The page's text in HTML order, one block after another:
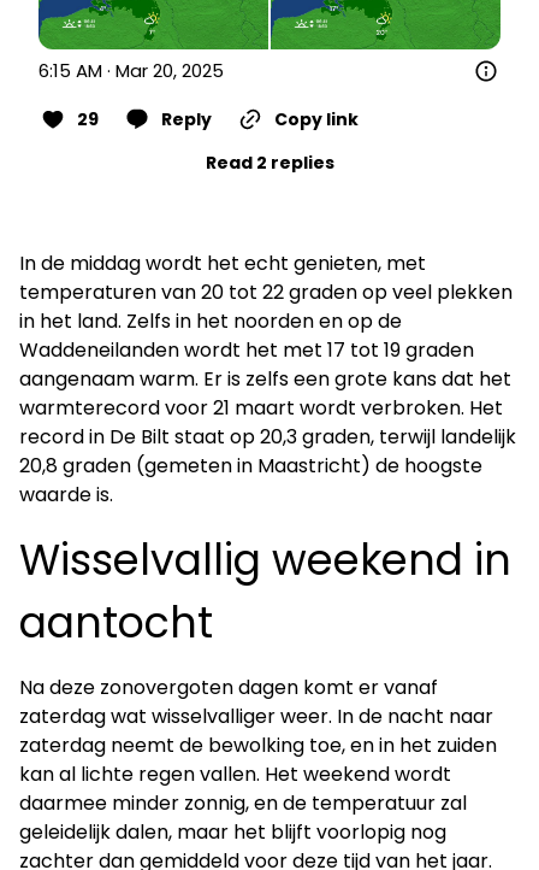
6:15 AM · Mar 20, 2025
29 Reply
Copy link
Read 2 replies
In de middag wordt het echt genieten, met
temperaturen van 20 tot 22 graden op veel plekken
in het land. Zelfs in het noorden en op de
Waddeneilanden wordt het met 17 tot 19 graden
aangenaam warm. Er is zelfs een grote kans dat het
warmterecord voor 21 maart wordt verbroken. Het
record in De Bilt staat op 20,3 graden, terwijl landelijk
20,8 graden (gemeten in Maastricht) de hoogste
waarde is.
Wisselvallig weekend in
aantocht
Na deze zonovergoten dagen komt er vanaf
zaterdag wat wisselvalliger weer. In de nacht naar
zaterdag neemt de bewolking toe, en in het zuiden
kan al lichte regen vallen. Het weekend wordt
daarmee minder zonnig, en de temperatuur zal
geleidelijk dalen, maar het blijft voorlopig nog
zachter dan gemiddeld voor deze tijd van het jaar.